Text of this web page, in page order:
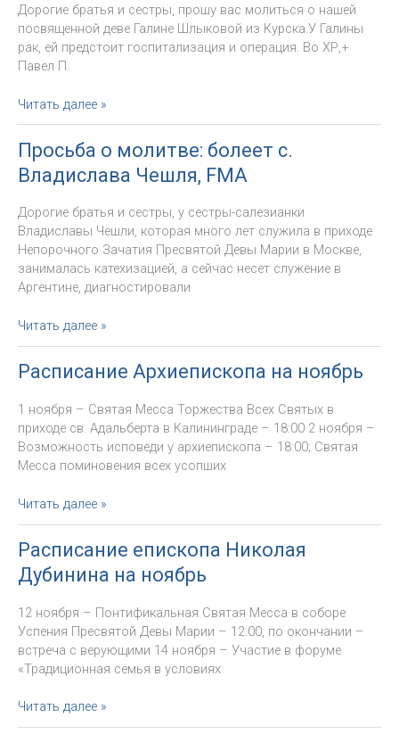
свящ.
Майкла
Райана
Дорогие братья и сестры, прошу вас молиться о нашей
посвященной деве Галине Шлыковой из Курска.У Галины
рак, ей предстоит госпитализация и операция. Во ХР,+
Павел П.
Просьба
о
молитве
о
посвященной
Галине
Шлыковой
Читать далее »
Просьба о молитве: болеет с.
Владислава Чешля, FMA
Дорогие братья и сестры, у сестры-салезианки
Владиславы Чешли, которая много лет служила в приходе
Непорочного Зачатия Пресвятой Девы Марии в Москве,
занималась катехизацией, а сейчас несет служение в
Аргентине, диагностировали
Просьба
о
молитве:
болеет
Владислава
Чешля,
FMA
Читать далее »
Расписание Архиепископа на ноябрь
1 ноября – Святая Месса Торжества Всех Святых в
приходе св. Адальберта в Калининграде – 18:00 2 ноября –
Возможность исповеди у архиепископа – 18:00; Святая
Месса поминовения всех усопших
Расписание
Архиепископа
на
ноябрь
Читать далее »
Расписание епископа Николая
Дубинина на ноябрь
12 ноября – Понтификальная Святая Месса в соборе
Успения Пресвятой Девы Марии – 12:00, по окончании –
встреча с верующими 14 ноября – Участие в форуме
«Традиционная семья в условиях
Расписание
епископа
Читать далее »